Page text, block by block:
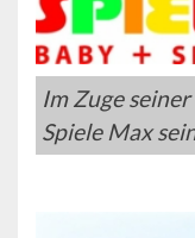
Im Zuge
Spiele Max